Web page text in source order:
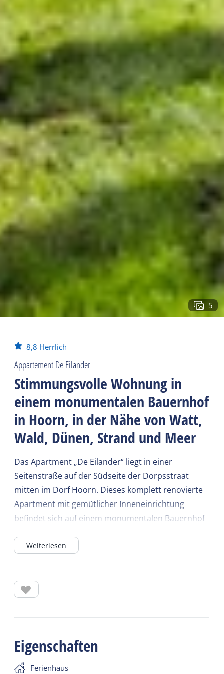
5
8,8 Herrlich
Appartement De Eilander
Stimmungsvolle Wohnung in
einem monumentalen Bauernhof
in Hoorn, in der Nähe von Watt,
Wald, Dünen, Strand und Meer
Das Apartment „De Eilander“ liegt in einer
Seitenstraße auf der Südseite der Dorpsstraat
mitten im Dorf Hoorn. Dieses komplett renovierte
Apartment mit gemütlicher Inneneinrichtung
befindet sich auf einem monumentalen Bauernhof
ausgestattet ist, und ein geräumiges Esszimmer
Terrassen, beide auf der Ostseite für den
Nachmittags- und Abendsonne. Es ist wunderbar,
hier zu bleiben!
Weiterlesen
Eigenschaften
Ferienhaus